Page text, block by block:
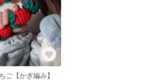
ご【かぎ編み】